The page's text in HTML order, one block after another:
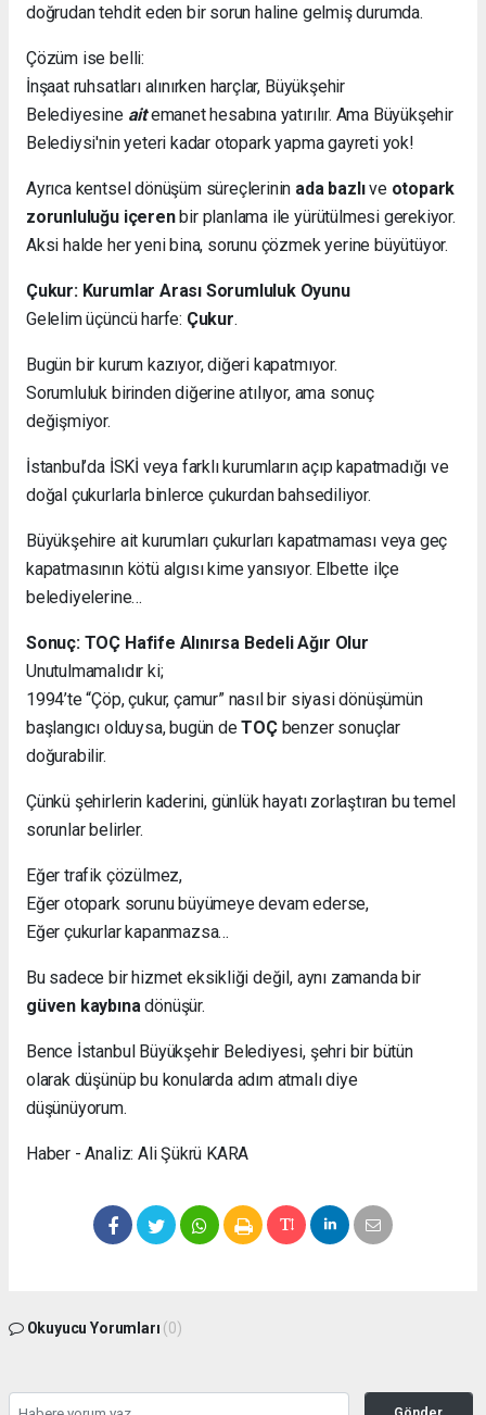
doğrudan tehdit eden bir sorun haline gelmiş durumda.
Çözüm ise belli:
İnşaat ruhsatları alınırken harçlar, Büyükşehir
Belediyesine aitemanet hesabına yatırılır. Ama Büyükşehir
Belediysi'nin yeteri kadar otopark yapma gayreti yok!
Ayrıca kentsel dönüşüm süreçlerinin ada bazlıve otopark
zorunluluğu içerenbir planlama ile yürütülmesi gerekiyor.
Aksi halde her yeni bina, sorunu çözmek yerine büyütüyor.
Çukur: Kurumlar Arası Sorumluluk Oyunu
Gelelim üçüncü harfe: Çukur.
Bugün bir kurum kazıyor, diğeri kapatmıyor.
Sorumluluk birinden diğerine atılıyor, ama sonuç
değişmiyor.
İstanbul’da İSKİ veya farklı kurumların açıp kapatmadığı ve
doğal çukurlarla binlerce çukurdan bahsediliyor.
Büyükşehire ait kurumları çukurları kapatmaması veya geç
kapatmasının kötü algısı kime yansıyor. Elbette ilçe
belediyelerine…
Sonuç: TOÇ Hafife Alınırsa Bedeli Ağır Olur
Unutulmamalıdır ki;
1994’te “Çöp, çukur, çamur” nasıl bir siyasi dönüşümün
başlangıcı olduysa, bugün deTOÇbenzer sonuçlar
doğurabilir.
Çünkü şehirlerin kaderini, günlük hayatı zorlaştıran bu temel
sorunlar belirler.
Eğer trafik çözülmez,
Eğer otopark sorunu büyümeye devam ederse,
Eğer çukurlar kapanmazsa…
Bu sadece bir hizmet eksikliği değil, aynı zamanda bir
güven kaybına dönüşür.
Bence İstanbul Büyükşehir Belediyesi, şehri bir bütün
olarak düşünüp bu konularda adım atmalı diye
düşünüyorum.
Haber - Analiz: Ali Şükrü KARA
Okuyucu Yorumları (0)